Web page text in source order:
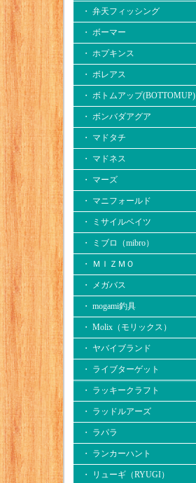
・ 弁天フィッシング
・ ボーマー
・ ホプキンス
・ ボレアス
・ ボトムアップ(BOTTOMUP)
・ ボンバダアグア
・ マドタチ
・ マドネス
・ マーズ
・ マニフォールド
・ ミサイルベイツ
・ ミブロ（mibro）
・ ＭＩＺＭＯ
・ メガバス
・ mogami釣具
・ Molix（モリックス）
・ ヤバイブランド
・ ライブターゲット
・ ラッキークラフト
・ ラッドルアーズ
・ ラパラ
・ ランカーハント
・ リューギ（RYUGI）